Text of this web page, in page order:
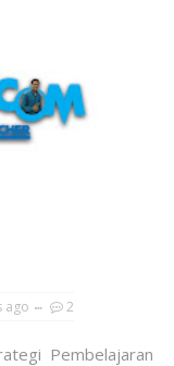
ago 2
Pembelajaran